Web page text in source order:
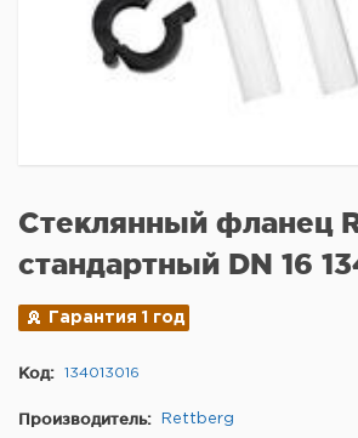
Стеклянный фланец
стандартный DN 16
Гарантия 1 год
Код: 134013016
Производитель: Rettberg